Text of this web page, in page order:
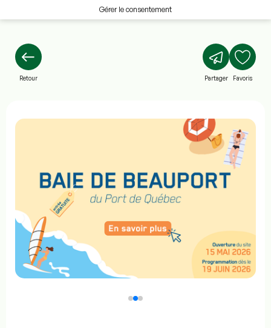
Gérer le consentement
Retour Partager Favoris